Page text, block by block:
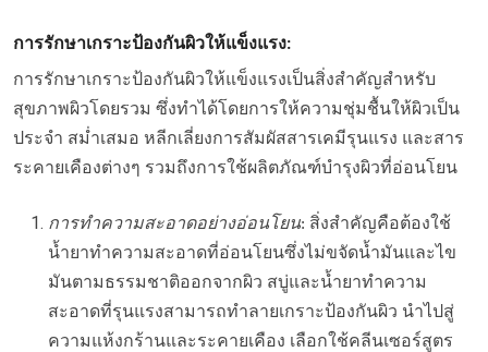
การรักษาเกราะป้องกันผิวให้แข็งแรง:
การรักษาเกราะป้องกันผิวให้แข็งแรงเป็นสิ่งสำคัญสำหรับ
สุขภาพผิวโดยรวม ซึ่งทำได้โดยการให้ความชุ่มชื้นให้ผิวเป็น
ประจำ สม่ำเสมอ หลีกเลี่ยงการสัมผัสสารเคมีรุนแรง และสาร
ระคายเคืองต่างๆ รวมถึงการใช้ผลิตภัณฑ์บำรุงผิวที่อ่อนโยน
การทำความสะอาดอย่างอ่อนโยน: สิ่งสำคัญคือต้องใช้
น้ำยาทำความสะอาดที่อ่อนโยนซึ่งไม่ขจัดน้ำมันและไข
มันตามธรรมชาติออกจากผิว สบู่และน้ำยาทำความ
สะอาดที่รุนแรงสามารถทำลายเกราะป้องกันผิว นำไปสู่
ความแห้งกร้านและระคายเคือง เลือกใช้คลีนเซอร์สูตร